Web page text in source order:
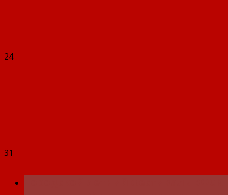
24
31